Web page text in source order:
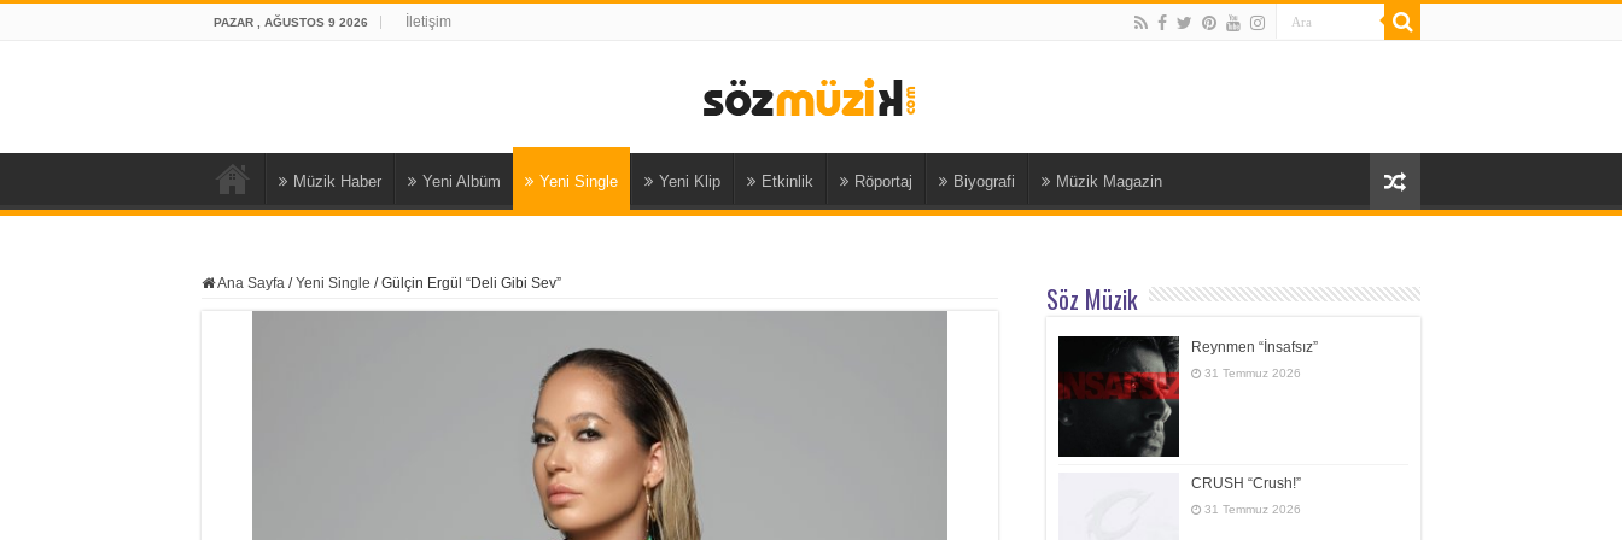
PAZAR , AĞUSTOS 9 2026 İletişim
Müzik Haber Yeni Albüm Yeni Single Yeni Klip Etkinlik Röportaj Biyografi Müzik Magazin
Ana Sayfa / Yeni Single / Gülçin Ergül “Deli Gibi Sev” Söz Müzik
Reynmen “İnsafsız”
31 Temmuz 2026
CRUSH “Crush!”
31 Temmuz 2026